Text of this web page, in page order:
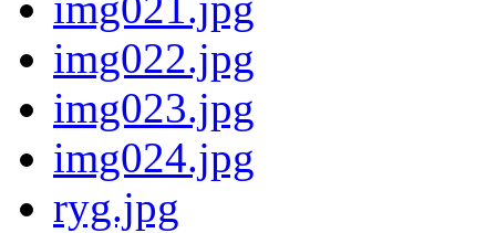
img022.jpg
img023.jpg
img024.jpg
ryg.jpg